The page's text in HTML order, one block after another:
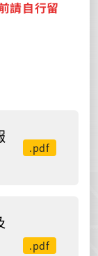
請自行留
.pdf
.pdf